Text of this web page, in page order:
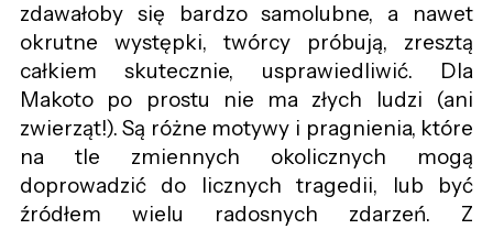
zdawałoby się bardzo samolubne, a nawet
okrutne występki, twórcy próbują, zresztą
całkiem skutecznie, usprawiedliwić. Dla
Makoto po prostu nie ma złych ludzi (ani
zwierząt!). Są różne motywy i pragnienia, które
na tle zmiennych okolicznych mogą
doprowadzić do licznych tragedii, lub być
źródłem wielu radosnych zdarzeń. Z